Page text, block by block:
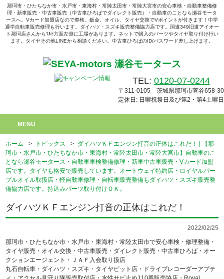
那珂市・ひたちなか市・水戸市・東海村・常陸太田市・常陸大宮市の安心車検・自動車整備修
理・新車販売・中古車販売（中古車ひろばでダイレクト販売）・自動車のことなら瀬谷モータ
ースへ。Vカード加盟店なので車検、鈑金、オイル、タイヤ交換でVポイントが付きます！中学
通学自転車販売修理も行います。ダイハツ・スズキ販売整備協力店です。国道349旧道アイオー
ト那珂店さんからﾏﾙﾄ方面左側に工場があります。ネットで購入のパーツやタイヤ取り付け行い
ます。タイヤその他LINEから相談ください。中古車ひろばのID/パスワード差し上げます。
TEL: 0120-07-0244
〒311-0105 茨城県那珂市菅谷658-30
定休日: 日曜祝祭日及び第2・第4土曜日
MENU
ホーム > トピックス > ダイハツＫＦエンジン打音の正体はこれだ！ | 【那
珂市・水戸市・ひたちなか市・東海村・常陸太田市・常陸大宮市】自動車のこ
となら瀬谷モータース・自動車車検整備修理・新車中古車販売・Vカード加盟
店です。タイヤも格安で販売しています。オートウェイ特約店・ロイヤルパー
プルオイル取扱店・軽自動車修理・自転車販売整備もダイハツ・スズキ販売整
備協力店です。持込みパーツ取り付けＯＫ。
ダイハツＫＦエンジン打音の正体はこれだ！
2022/02/25
那珂市・ひたちなか市・水戸市・東海村・常陸太田市で安心車検・修理整備・
タイヤ販売・オイル交換・中古車販売・ダイレクト販売・中古車ひろば・オー
クションエージェント・ＪＡＦ入会取り扱店
丸石自転車・ダイハツ・スズキ・タイヤピット店・ドライブレコーダーアプテ